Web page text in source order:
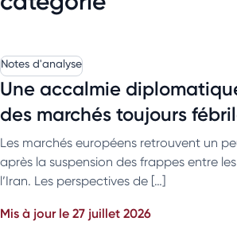
Notes d'analyse
Une accalmie
des marchés toujours
Les marchés européens retrouvent un
après la suspension des frappes entre
l’Iran. Les perspectives de […]
Mis à jour le 27 juillet 2026